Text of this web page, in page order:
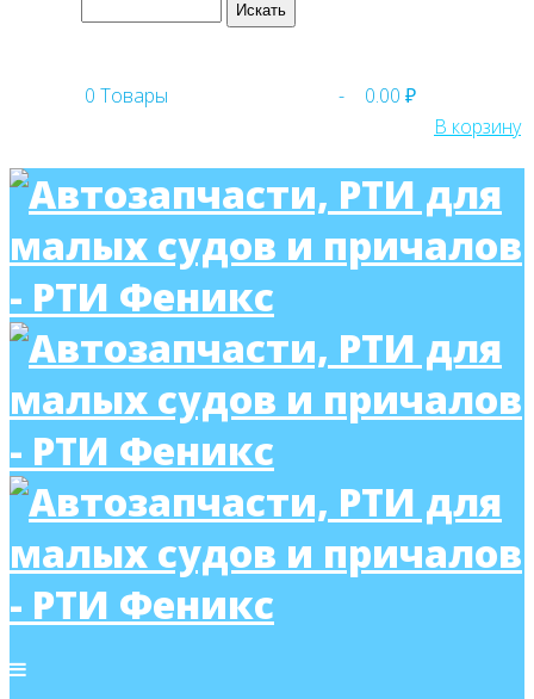
0 Товары -
0.00 ₽
В корзину